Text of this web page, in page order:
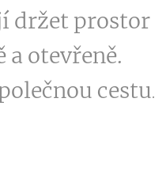
držet prostor
a otevřeně.
cestu.